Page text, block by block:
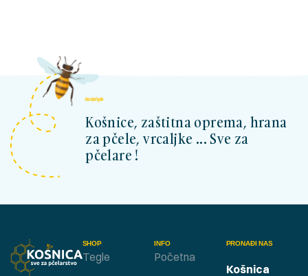
kosnicashop.ba
Košnice, zaštitna oprema, hrana
za pčele, vrcaljke ... Sve za
pčelare !
SHOP
Tegle
INFO
Početna
PRONAĐI NAS
Košnica